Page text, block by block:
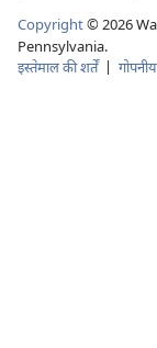
Copyright©2026
Pennsylvania.
इस्तेमाल की शर्तें|